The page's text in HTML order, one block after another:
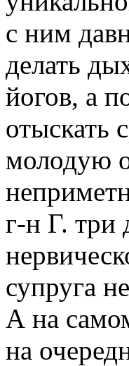
с ним
делать
йогов, а
отыскать
молодую
г-н Г. три
супруга
А на
на